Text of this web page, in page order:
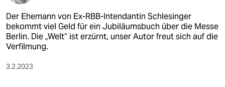
Der Ehemann von Ex-RBB-Intendantin Schlesinger
bekommt viel Geld für ein Jubiläumsbuch über die Messe
Berlin. Die „Welt“ ist erzürnt, unser Autor freut sich auf die
Verfilmung.
3.2.2023